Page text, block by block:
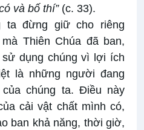
và bố thí”(c. 33).
ta đừng giữ cho riêng
Thiên Chúa đã ban,
dụng chúng vì lợi ích
là những người đang
chúng ta. Điều này
cải vật chất mình có,
ban khả năng, thời giờ,